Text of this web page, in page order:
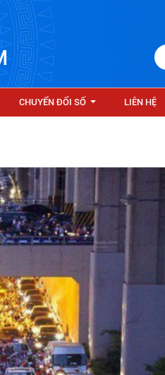
CHUYỂN ĐỔI SỐ LIÊN HỆ